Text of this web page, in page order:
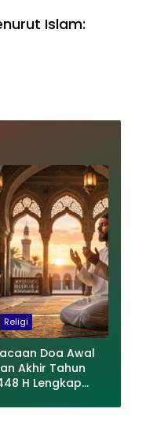
Islam:
Religi
Doa Awal
Akhir Tahun
H Lengkap